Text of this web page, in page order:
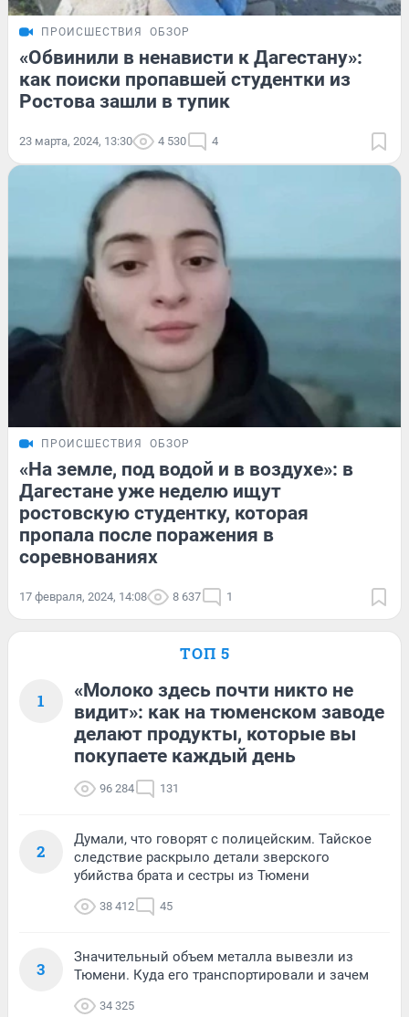
ПРОИСШЕСТВИЯ ОБЗОР
«Обвинили в ненависти к Дагестану»:
как поиски пропавшей студентки из
Ростова зашли в тупик
23 марта, 2024, 13:30 4 530 4
ПРОИСШЕСТВИЯ ОБЗОР
«На земле, под водой и в воздухе»: в
Дагестане уже неделю ищут
ростовскую студентку, которая
пропала после поражения в
соревнованиях
17 февраля, 2024, 14:08 8 637 1
ТОП 5
1
«Молоко здесь почти никто не
видит»: как на тюменском заводе
делают продукты, которые вы
покупаете каждый день
96 284 131
2
Думали, что говорят с полицейским. Тайское
следствие раскрыло детали зверского
убийства брата и сестры из Тюмени
38 412 45
3
Значительный объем металла вывезли из
Тюмени. Куда его транспортировали и зачем
34 325